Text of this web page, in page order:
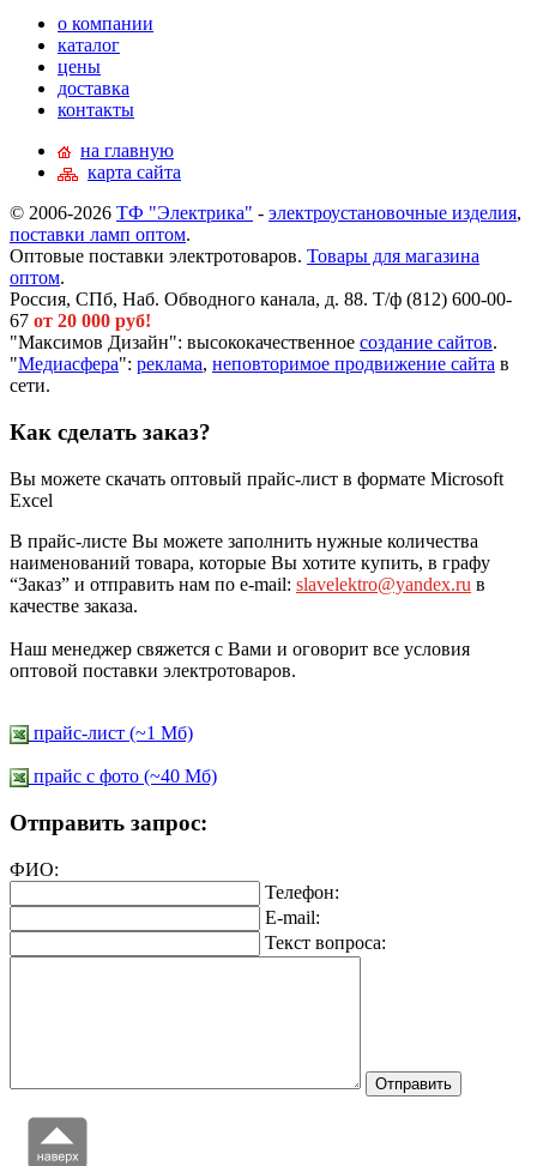
о компании
каталог
цены
доставка
контакты
на главную
карта сайта
© 2006-2026 ТФ "Электрика" - электроустановочные изделия,
поставки ламп оптом.
Оптовые поставки электротоваров. Товары для магазина
оптом.
Россия, СПб, Наб. Обводного канала, д. 88. Т/ф (812) 600-00-
67 от 20 000 руб!
"Максимов Дизайн": высококачественное создание сайтов.
"Медиасфера": реклама, неповторимое продвижение сайта в
сети.
Как сделать заказ?
Вы можете скачать оптовый прайс-лист в формате Microsoft
Excel
В прайс-листе Вы можете заполнить нужные количества
наименований товара, которые Вы хотите купить, в графу
“Заказ” и отправить нам по e-mail: slavelektro@yandex.ru в
качестве заказа.
Наш менеджер свяжется с Вами и оговорит все условия
оптовой поставки электротоваров.
прайс-лист (~1 Мб)
прайс c фото (~40 Мб)
Отправить запрос:
ФИО:
Телефон:
E-mail:
Текст вопроса: